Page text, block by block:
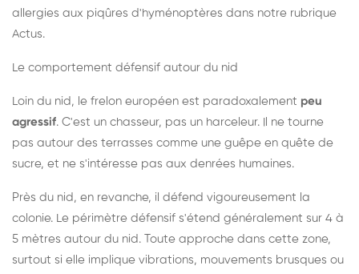
allergies aux piqûres d'hyménoptères dans notre rubrique
Actus.
Le comportement défensif autour du nid
Loin du nid, le frelon européen est paradoxalement peu
agressif. C'est un chasseur, pas un harceleur. Il ne tourne
pas autour des terrasses comme une guêpe en quête de
sucre, et ne s'intéresse pas aux denrées humaines.
Près du nid, en revanche, il défend vigoureusement la
colonie. Le périmètre défensif s'étend généralement sur 4 à
5 mètres autour du nid. Toute approche dans cette zone,
surtout si elle implique vibrations, mouvements brusques ou